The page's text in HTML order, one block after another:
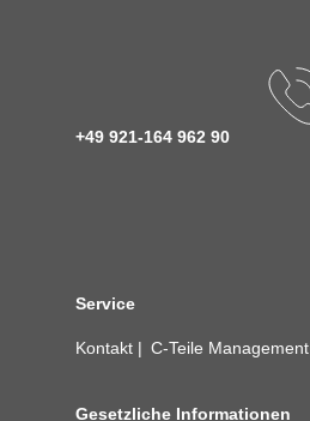
+49 921-164 962 90
Service
Kontakt C-Teile Management
Gesetzliche Informationen